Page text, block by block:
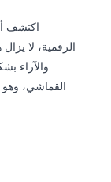
اكتشف
الرقمية، لا
والآراء
القماشي، وهو